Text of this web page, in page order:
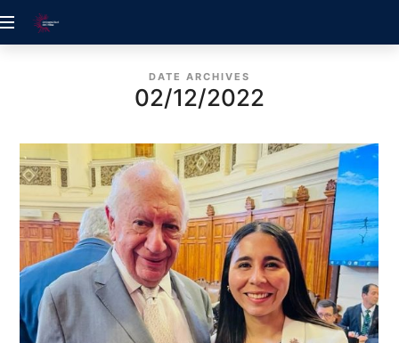
ACREDITACIÓN
DATE ARCHIVES
02/12/2022